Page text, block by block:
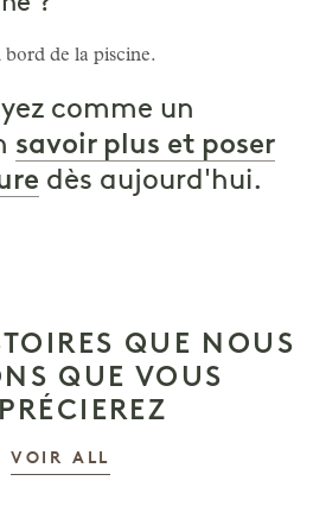
de la piscine.
comme un
savoir plus et poser
dès aujourd'hui.
QUE NOUS
QUE VOUS
VOIR ALL